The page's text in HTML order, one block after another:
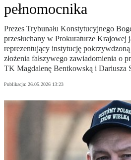
pełnomocnika
Prezes Trybunału Konstytucyjnego
przesłuchany w Prokuraturze Krajowej
reprezentujący instytucję
złożenia fałszywego zawiadomienia o
TK Magdalenę Bentkowską i Dariusza
Publikacja: 26.05.2026 13:23